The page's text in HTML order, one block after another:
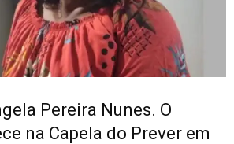
Pereira Nunes. O
na Capela do Prever em